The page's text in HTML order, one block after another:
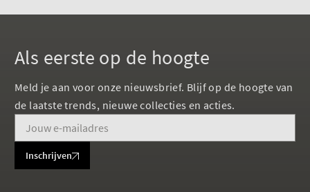
Als eerste op de hoogte
Meld je aan voor onze nieuwsbrief. Blijf op de hoogte van
de laatste trends, nieuwe collecties en acties.
Inschrijven